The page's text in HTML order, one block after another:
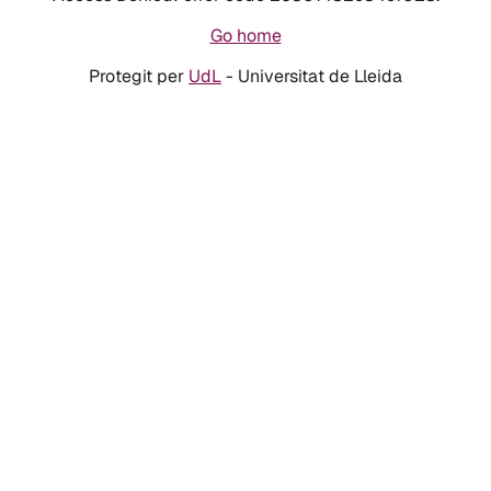
Go home
Protegit per UdL- Universitat de Lleida